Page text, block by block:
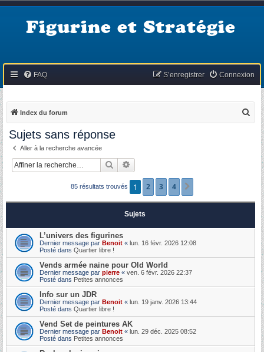
Figurine et Stratégie
FAQ Connexion
S’enregistrer
Index du forum
Sujets sans réponse
Aller à la recherche avancée
Rechercher
85 résultats trouvés 1 2 3 4
Sujets
L’univers des figurines
Dernier message par Benoit « lun. 16 févr. 2026 12:08
Posté dans Quartier libre !
Vends armée naine pour Old World
Dernier message par pierre « ven. 6 févr. 2026 22:37
Posté dans Petites annonces
Info sur un JDR
Dernier message par Benoit « lun. 19 janv. 2026 13:44
Posté dans Quartier libre !
Vend Set de peintures AK
Dernier message par Benoit « lun. 29 déc. 2025 08:52
Posté dans Petites annonces